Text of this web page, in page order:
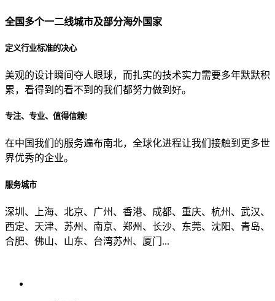
贵公司的团队规模是？
目前主要的营销渠道是？
全国多个一二线城市及部分海外国家
定义行业标准的决心
美观的设计瞬间夺人眼球，而扎实的技术实力需要多年默默积
累，看得到的看不到的我们都努力做到好。
专注、专业、值得信赖!
在中国我们的服务遍布南北，全球化进程让我们接触到更多世
界优秀的企业。
服务城市
深圳、上海、北京、广州、香港、成都、重庆、杭州、武汉、
西定、天津、苏州、南京、郑州、长沙、东莞、沈阳、青岛、
合肥、佛山、山东、台湾苏州、厦门...